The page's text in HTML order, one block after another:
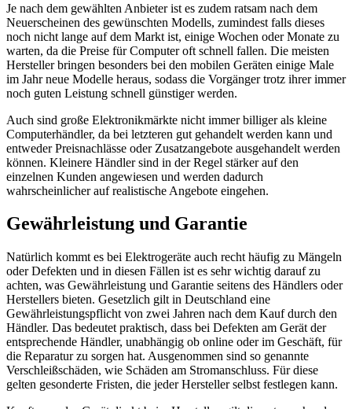
Je nach dem gewählten Anbieter ist es zudem ratsam nach dem
Neuerscheinen des gewünschten Modells, zumindest falls dieses
noch nicht lange auf dem Markt ist, einige Wochen oder Monate zu
warten, da die Preise für Computer oft schnell fallen. Die meisten
Hersteller bringen besonders bei den mobilen Geräten einige Male
im Jahr neue Modelle heraus, sodass die Vorgänger trotz ihrer immer
noch guten Leistung schnell günstiger werden.
Auch sind große Elektronikmärkte nicht immer billiger als kleine
Computerhändler, da bei letzteren gut gehandelt werden kann und
entweder Preisnachlässe oder Zusatzangebote ausgehandelt werden
können. Kleinere Händler sind in der Regel stärker auf den
einzelnen Kunden angewiesen und werden dadurch
wahrscheinlicher auf realistische Angebote eingehen.
Gewährleistung und Garantie
Natürlich kommt es bei Elektrogeräte auch recht häufig zu Mängeln
oder Defekten und in diesen Fällen ist es sehr wichtig darauf zu
achten, was Gewährleistung und Garantie seitens des Händlers oder
Herstellers bieten. Gesetzlich gilt in Deutschland eine
Gewährleistungspflicht von zwei Jahren nach dem Kauf durch den
Händler. Das bedeutet praktisch, dass bei Defekten am Gerät der
entsprechende Händler, unabhängig ob online oder im Geschäft, für
die Reparatur zu sorgen hat. Ausgenommen sind so genannte
Verschleißschäden, wie Schäden am Stromanschluss. Für diese
gelten gesonderte Fristen, die jeder Hersteller selbst festlegen kann.